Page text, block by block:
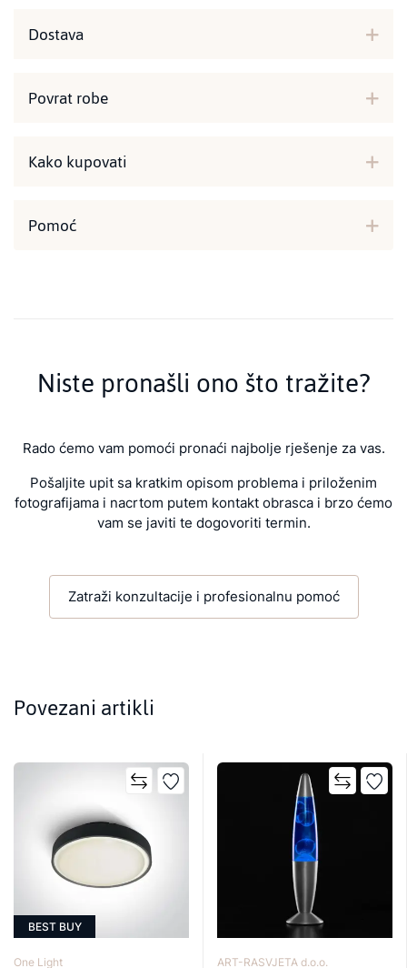
Dostava
Povrat robe
Kako kupovati
Pomoć
Niste pronašli ono što tražite?
Rado ćemo vam pomoći pronaći najbolje rješenje za vas.
Pošaljite upit sa kratkim opisom problema i priloženim
fotografijama i nacrtom putem kontakt obrasca i brzo ćemo
vam se javiti te dogovoriti termin.
Zatraži konzultacije i profesionalnu pomoć
Povezani artikli
BEST BUY
One Light ART-RASVJETA d.o.o.